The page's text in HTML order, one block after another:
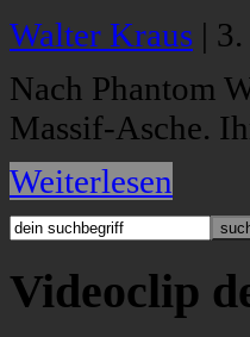
Walter Kraus |
Nach Phantom
Massif-Asche.
Weiterlesen
Videoclip